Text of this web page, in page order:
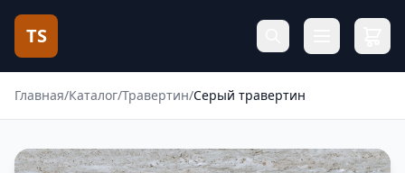
TS
Главная/Каталог/Травертин/Серый травертин